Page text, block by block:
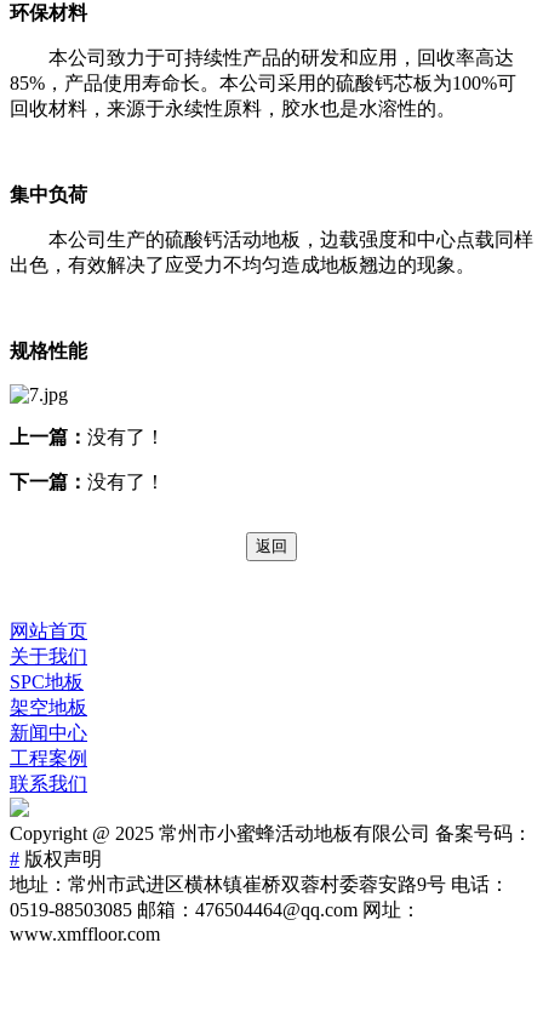
环保材料
本公司致力于可持续性产品的研发和应用，回收率高达
85%，产品使用寿命长。本公司采用的硫酸钙芯板为100%可
回收材料，来源于永续性原料，胶水也是水溶性的。
集中负荷
本公司生产的硫酸钙活动地板，边载强度和中心点载同样
出色，有效解决了应受力不均匀造成地板翘边的现象。
规格性能
上一篇： 没有了！
下一篇： 没有了！
网站首页
关于我们
SPC地板
架空地板
新闻中心
工程案例
联系我们
Copyright @ 2025 常州市小蜜蜂活动地板有限公司 备案号码：
# 版权声明
地址：常州市武进区横林镇崔桥双蓉村委蓉安路9号 电话：
0519-88503085 邮箱：476504464@qq.com 网址：
www.xmffloor.com